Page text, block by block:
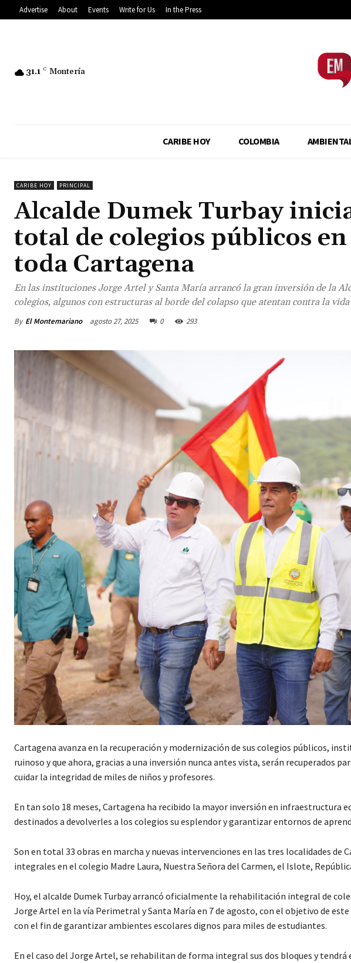
Advertise About Events Write for Us In the Press
31.1 C Montería
CARIBE HOY COLOMBIA
CARIBE HOY PRINCIPAL
Alcalde Dumek Turbay
total de colegios públicos
toda Cartagena
En las instituciones Jorge Artel y Santa María arrancó la gran inversión de la
colegios, algunos con estructuras al borde del colapso que atentan contra la
By El Montemariano agosto 27, 2025 0 293
Cartagena avanza en la recuperación y modernización de sus colegios públicos,
ruinoso y que ahora, gracias a una inversión nunca antes vista, serán recuperados
cuidar la integridad de miles de niños y profesores.
En tan solo 18 meses, Cartagena ha recibido la mayor inversión en infraestructura
destinados a devolverles a los colegios su esplendor y garantizar entornos de
Son en total 33 obras en marcha y nuevas intervenciones en las tres localidades de
integrales en el colegio Madre Laura, Nuestra Señora del Carmen, el Islote,
Hoy, el alcalde Dumek Turbay arrancó oficialmente la rehabilitación integral de
Jorge Artel en la vía Perimetral y Santa María en 7 de agosto, con el objetivo de
con el fin de garantizar ambientes escolares dignos para miles de estudiantes.
En el caso del Jorge Artel, se rehabilitan de forma integral sus dos bloques y